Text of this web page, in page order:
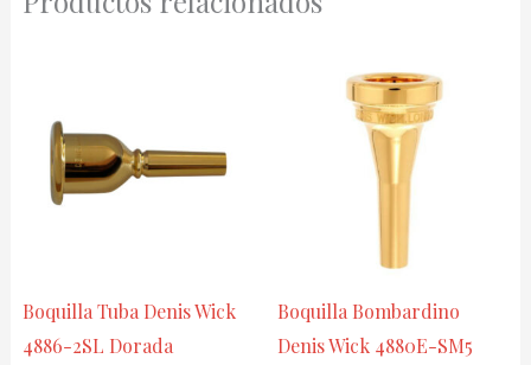
Boquilla Tuba Denis Wick
4886-2SL Dorada
Boquilla Bombardino
Denis Wick 4880E-SM5